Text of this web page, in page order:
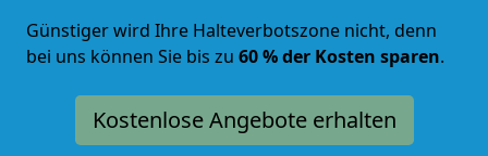
Günstiger wird Ihre Halteverbotszone nicht, denn
bei uns können Sie bis zu 60 % der Kosten sparen.
Kostenlose Angebote erhalten